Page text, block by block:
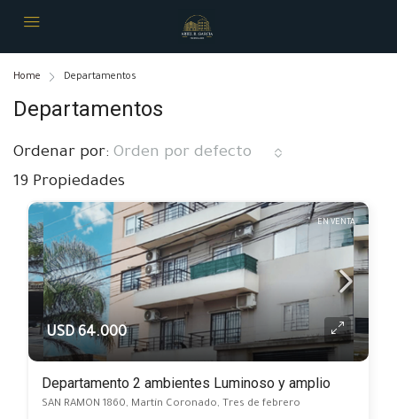
Home Departamentos
Departamentos
19 Propiedades
Ordenar por: Orden por defecto
EN VENTA
USD 64.000
Departamento 2 ambientes Luminoso y amplio
SAN RAMON 1860, Martín Coronado, Tres de febrero